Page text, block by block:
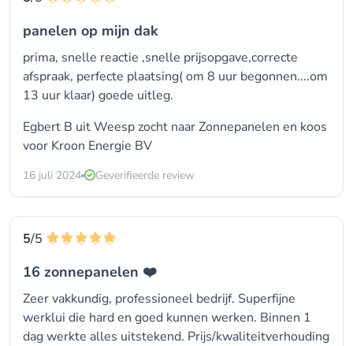
panelen op mijn dak
prima, snelle reactie ,snelle prijsopgave,correcte
afspraak, perfecte plaatsing( om 8 uur begonnen....om
13 uur klaar) goede uitleg.
Egbert B uit Weesp zocht naar Zonnepanelen en koos
voor Kroon Energie BV
16 juli 2024 Geverifieerde review
5/5
16 zonnepanelen ❤️
Zeer vakkundig, professioneel bedrijf. Superfijne
werklui die hard en goed kunnen werken. Binnen 1
dag werkte alles uitstekend. Prijs/kwaliteitverhouding